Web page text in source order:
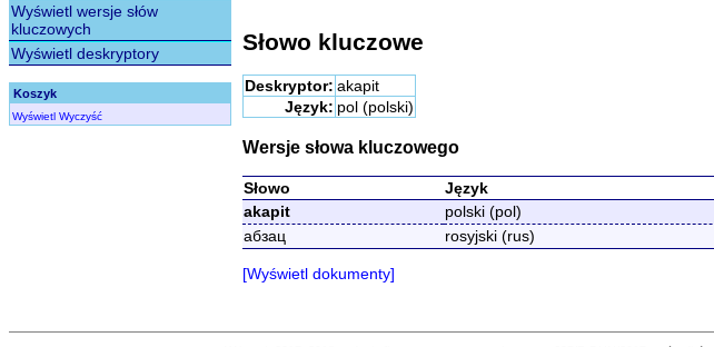
Wyświetl wersje słów
kluczowych
Wyświetl deskryptory
Koszyk
Wyświetl Wyczyść
Słowo kluczowe
Deskryptor: akapit
Język: pol (polski)
Wersje słowa kluczowego
Słowo Język
akapit
polski (pol)
абзац
rosyjski (rus)
[Wyświetl dokumenty]